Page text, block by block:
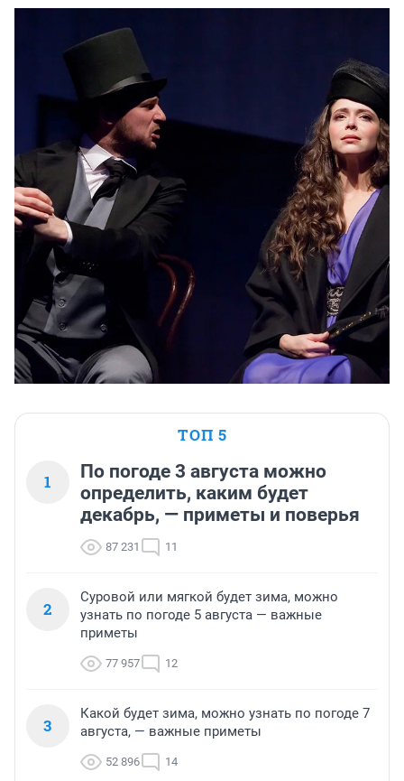
ТОП 5
1
По погоде 3 августа можно
определить, каким будет
декабрь, — приметы и поверья
87 231 11
2
Суровой или мягкой будет зима, можно
узнать по погоде 5 августа — важные
приметы
77 957 12
3
Какой будет зима, можно узнать по погоде 7
августа, — важные приметы
52 896 14